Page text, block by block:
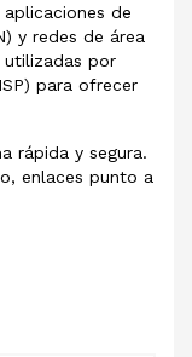
de
y redes de área
utilizadas por
para ofrecer
rápida y segura.
enlaces punto a